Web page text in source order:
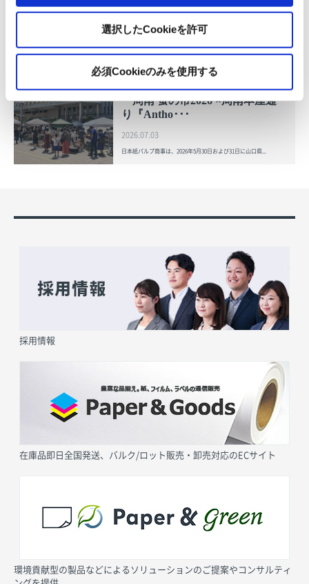
選択したCookieを許可
必須Cookieのみを使用する
使用済み化粧品容器をネームプ
レートへリサイクル
「周南 蚤の市2026 ×周南本屋通
り『Antho･･･
2026.07.03
日本紙パルプ商事は、2026年5月30日および31日に山口県...
採用情報
在庫品即日全国発送、バルク/ロット販売・卸売対応のECサイト
環境貢献型の製品などによるソリューションのご提案やコンサルティ